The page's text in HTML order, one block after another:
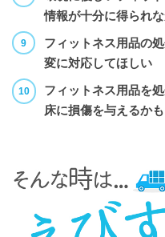
情報が十分に得られ
フィットネス用品の
変に対応してほしい
フィットネス用品を
床に損傷を与えるか